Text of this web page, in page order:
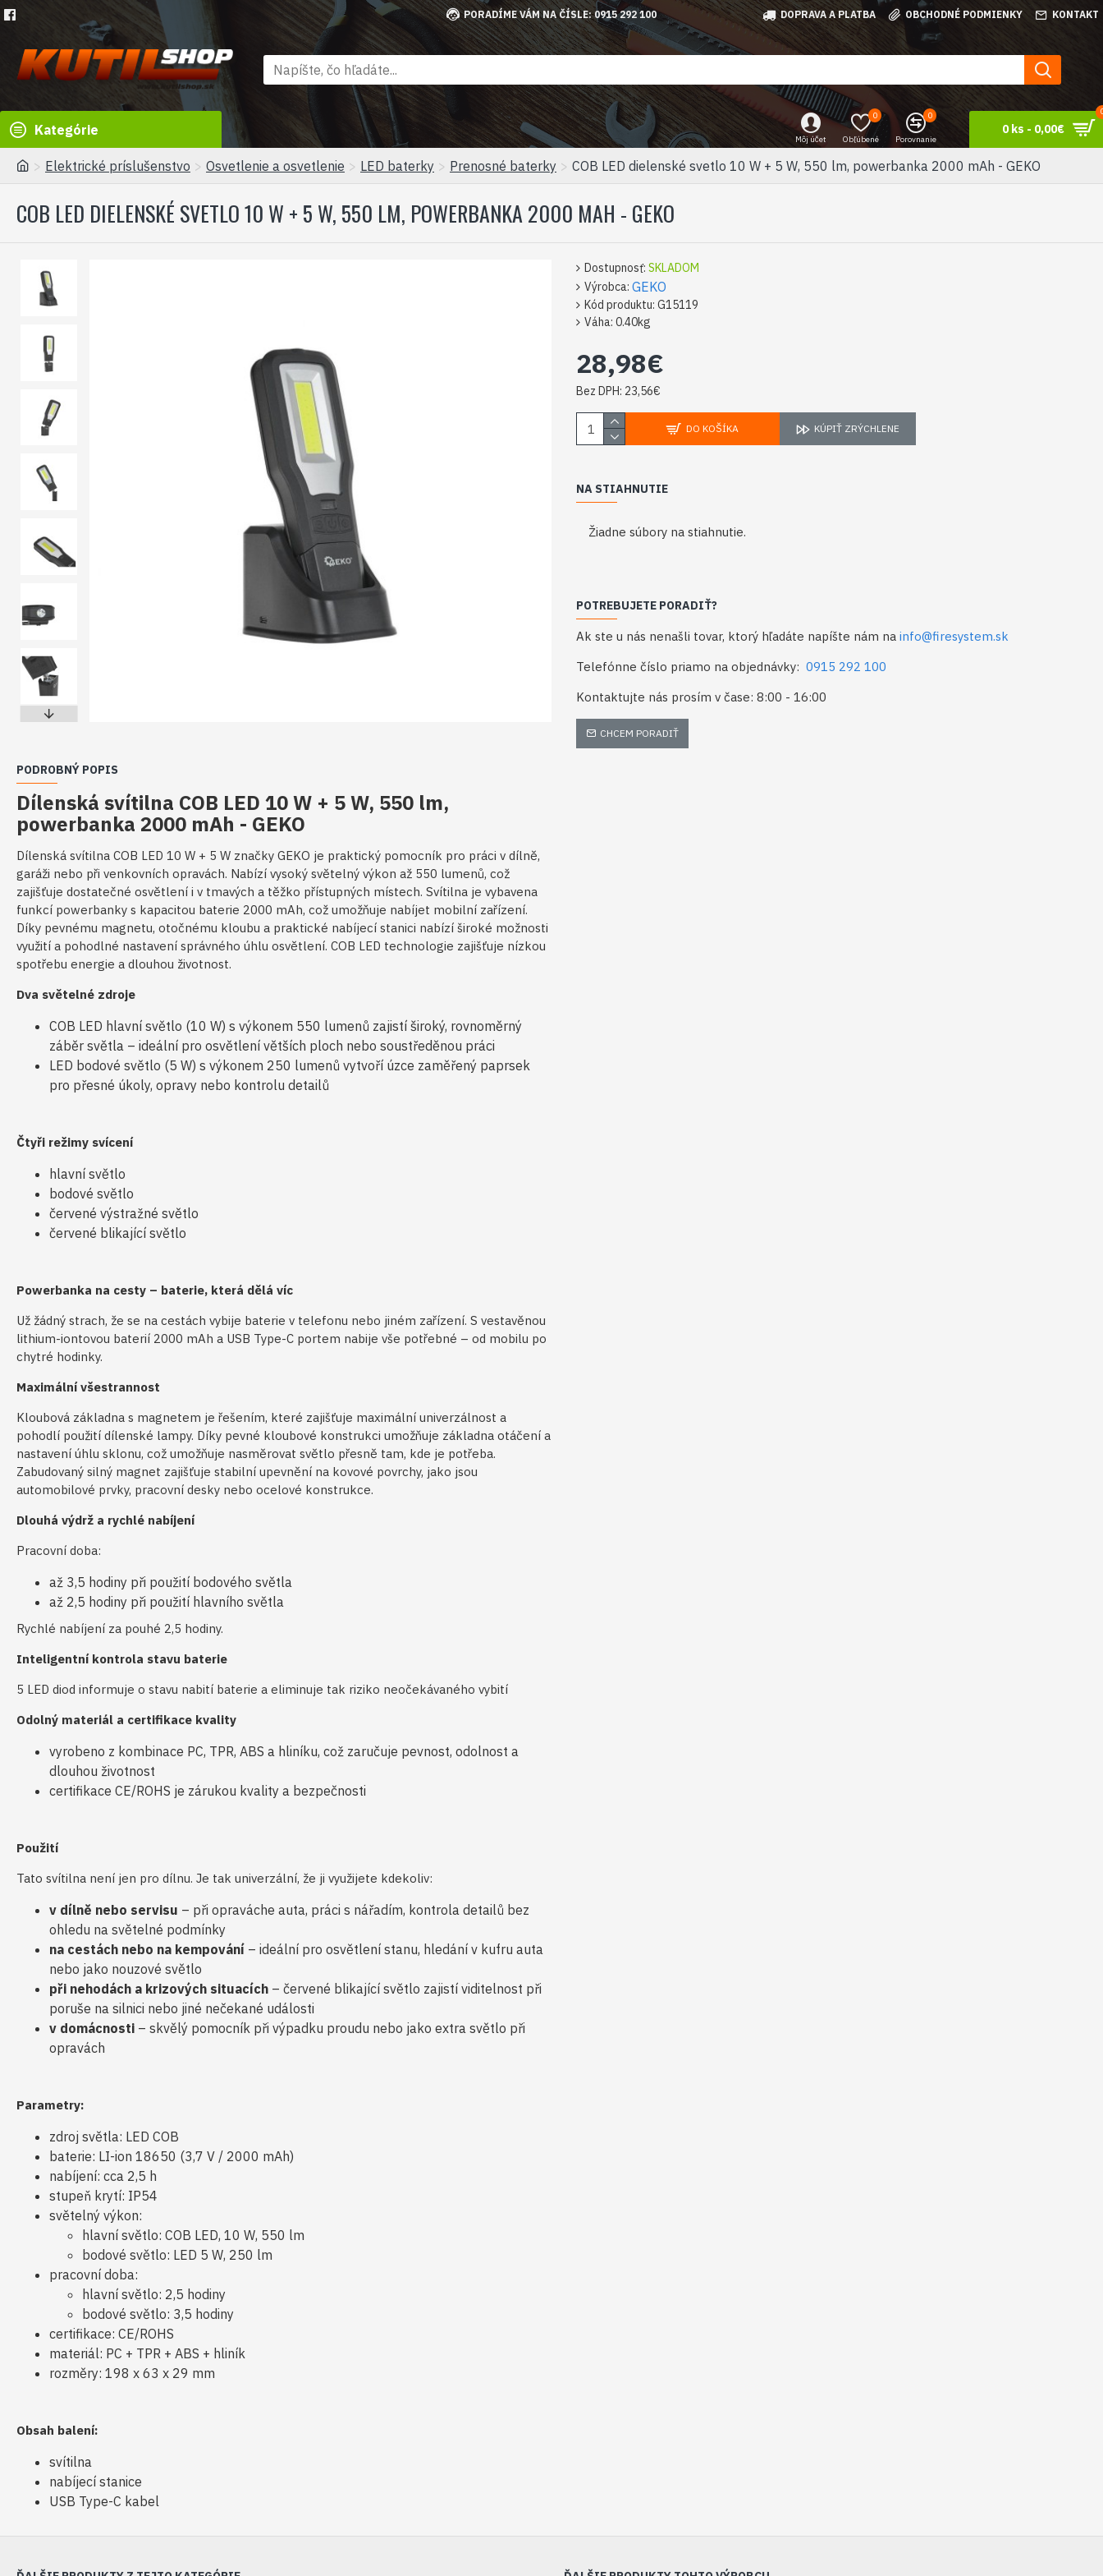
PORADÍME VÁM NA ČÍSLE: 0915 292 100 DOPRAVA A PLATBA OBCHODNÉ PODMIENKY KONTAKT
Kategórie
Môj účet Obľúbené
0
Porovnanie
0
0 ks - 0,00€
Elektrické príslušenstvo Osvetlenie a osvetlenie LED baterky Prenosné baterky COB LED dielenské svetlo 10 W + 5 W, 550 lm, powerbanka 2000 mAh - GEKO
COB LED DIELENSKÉ SVETLO 10 W + 5 W, 550 LM, POWERBANKA 2000 MAH - GEKO
PODROBNÝ POPIS
Dílenská svítilna COB LED 10 W + 5 W, 550 lm,
powerbanka 2000 mAh - GEKO
Dílenská svítilna COB LED 10 W + 5 W značky GEKO je praktický pomocník pro práci v dílně,
garáži nebo při venkovních opravách. Nabízí vysoký světelný výkon až 550 lumenů, což
zajišťuje dostatečné osvětlení i v tmavých a těžko přístupných místech. Svítilna je vybavena
funkcí powerbanky s kapacitou baterie 2000 mAh, což umožňuje nabíjet mobilní zařízení.
Díky pevnému magnetu, otočnému kloubu a praktické nabíjecí stanici nabízí široké možnosti
využití a pohodlné nastavení správného úhlu osvětlení. COB LED technologie zajišťuje nízkou
spotřebu energie a dlouhou životnost.
Dva světelné zdroje
COB LED hlavní světlo (10 W) s výkonem 550 lumenů zajistí široký, rovnoměrný
záběr světla – ideální pro osvětlení větších ploch nebo soustředěnou práci
LED bodové světlo (5 W) s výkonem 250 lumenů vytvoří úzce zaměřený paprsek
pro přesné úkoly, opravy nebo kontrolu detailů
Čtyři režimy svícení
hlavní světlo
bodové světlo
červené výstražné světlo
červené blikající světlo
Powerbanka na cesty – baterie, která dělá víc
Už žádný strach, že se na cestách vybije baterie v telefonu nebo jiném zařízení. S vestavěnou
lithium-iontovou baterií 2000 mAh a USB Type-C portem nabije vše potřebné – od mobilu po
chytré hodinky.
Maximální všestrannost
Kloubová základna s magnetem je řešením, které zajišťuje maximální univerzálnost a
pohodlí použití dílenské lampy. Díky pevné kloubové konstrukci umožňuje základna otáčení a
nastavení úhlu sklonu, což umožňuje nasměrovat světlo přesně tam, kde je potřeba.
Zabudovaný silný magnet zajišťuje stabilní upevnění na kovové povrchy, jako jsou
automobilové prvky, pracovní desky nebo ocelové konstrukce.
Dlouhá výdrž a rychlé nabíjení
Pracovní doba:
až 3,5 hodiny při použití bodového světla
až 2,5 hodiny při použití hlavního světla
Rychlé nabíjení za pouhé 2,5 hodiny.
Inteligentní kontrola stavu baterie
5 LED diod informuje o stavu nabití baterie a eliminuje tak riziko neočekávaného vybití
Odolný materiál a certifikace kvality
vyrobeno z kombinace PC, TPR, ABS a hliníku, což zaručuje pevnost, odolnost a
dlouhou životnost
certifikace CE/ROHS je zárukou kvality a bezpečnosti
Použití
Tato svítilna není jen pro dílnu. Je tak univerzální, že ji využijete kdekoliv:
v dílně nebo servisu – při opraváche auta, práci s nářadím, kontrola detailů bez
ohledu na světelné podmínky
na cestách nebo na kempování – ideální pro osvětlení stanu, hledání v kufru auta
nebo jako nouzové světlo
při nehodách a krizových situacích – červené blikající světlo zajistí viditelnost při
poruše na silnici nebo jiné nečekané události
v domácnosti – skvělý pomocník při výpadku proudu nebo jako extra světlo při
opravách
Parametry:
zdroj světla: LED COB
baterie: LI-ion 18650 (3,7 V / 2000 mAh)
nabíjení: cca 2,5 h
stupeň krytí: IP54
světelný výkon:
hlavní světlo: COB LED, 10 W, 550 lm
bodové světlo: LED 5 W, 250 lm
pracovní doba:
hlavní světlo: 2,5 hodiny
bodové světlo: 3,5 hodiny
certifikace: CE/ROHS
materiál: PC + TPR + ABS + hliník
rozměry: 198 x 63 x 29 mm
Obsah balení:
svítilna
nabíjecí stanice
USB Type-C kabel
Dostupnosť: SKLADOM
Výrobca: GEKO
Kód produktu: G15119
Váha: 0.40kg
28,98€
Bez DPH: 23,56€
DO KOŠÍKA KÚPIŤ ZRÝCHLENE
POTREBUJETE PORADIŤ?
Ak ste u nás nenašli tovar, ktorý hľadáte napíšte nám na info@firesystem.sk
Telefónne číslo priamo na objednávky: 0915 292 100
Kontaktujte nás prosím v čase: 8:00 - 16:00
CHCEM PORADIŤ
NA STIAHNUTIE
Žiadne súbory na stiahnutie.